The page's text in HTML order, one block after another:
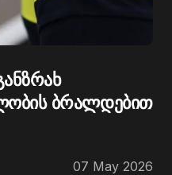
ბრალდებით
07 May 2026